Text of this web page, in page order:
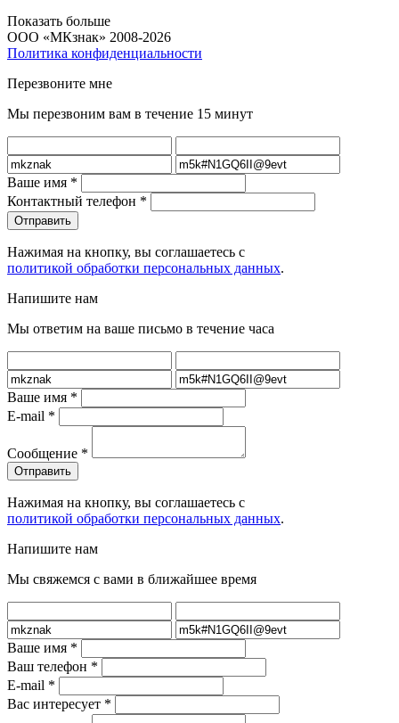
Показать больше
ООО «МКзнак» 2008-2026
Политика конфиденциальности
Перезвоните мне
Мы перезвоним вам в течение 15 минут
Ваше имя *
Контактный телефон *
Нажимая на кнопку, вы соглашаетесь с
политикой обработки персональных данных.
Напишите нам
Мы ответим на ваше письмо в течение часа
Ваше имя *
E-mail *
Сообщение *
Нажимая на кнопку, вы соглашаетесь с
политикой обработки персональных данных.
Напишите нам
Мы свяжемся с вами в ближайшее время
Ваше имя *
Ваш телефон *
E-mail *
Вас интересует *